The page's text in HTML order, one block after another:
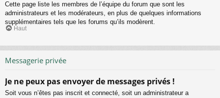
Cette page liste les membres de l’équipe du forum que sont les
administrateurs et les modérateurs, en plus de quelques informations
supplémentaires tels que les forums qu’ils modèrent.
Haut
Messagerie privée
Je ne peux pas envoyer de messages privés !
Soit vous n’êtes pas inscrit et connecté, soit un administrateur a